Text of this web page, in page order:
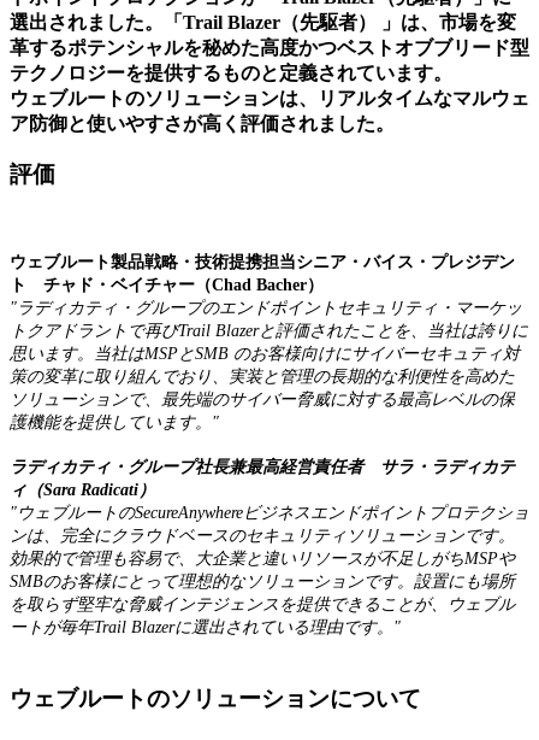
選出されました。「 Trail Blazer （先駆者） 」は、市場を変
革するポテンシャルを秘めた高度かつベストオブブリード型
テクノロジーを提供するものと定義されています。
ウェブルートのソリューションは、リアルタイムなマルウェ
ア防御と使いやすさが高く評価されました。
評価
ウェブルート製品戦略・技術提携担当シニア・バイス・プレジデン
ト チャド・ベイチャー（Chad Bacher）
"ラディカティ・グループのエンドポイントセキュリティ・マーケッ
トクアドラントで再びTrail Blazerと評価されたことを、当社は誇りに
思います。当社はMSPとSMB のお客様向けにサイバーセキュティ対
策の変革に取り組んでおり、実装と管理の長期的な利便性を高めた
ソリューションで、最先端のサイバー脅威に対する最高レベルの保
護機能を提供しています。"
ラディカティ・グループ社長兼最高経営責任者
サラ・ラディカテ
ィ（Sara Radicati ）
"ウェブルートのSecureAnywhere ビジネスエンドポイントプロテクショ
ンは、完全にクラウドベースのセキュリティソリューションです。
効果的で管理も容易で、大企業と違いリソースが不足しがちMSPや
SMBのお客様にとって理想的なソリューションです。設置にも場所
を取らず堅牢な脅威インテジェンスを提供できることが、ウェブル
ートが毎年Trail Blazerに選出されている理由です。"
ウェブルートのソリューションについて